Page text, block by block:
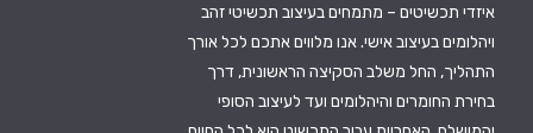
איזדי תכשיטים – מתמחים בעיצוב תכשיטי זהב
ויהלומים בעיצוב אישי. אנו מלווים אתכם לכל אורך
התהליך, החל משלב הסקיצה הראשונית, דרך
בחירת החומרים והיהלומים ועד לעיצוב הסופי